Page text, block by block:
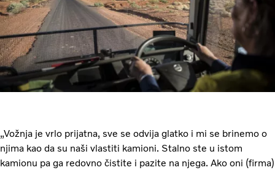
„Vožnja je vrlo prijatna, sve se odvija glatko i mi se brinemo o
njima kao da su naši vlastiti kamioni. Stalno ste u istom
kamionu pa ga redovno čistite i pazite na njega. Ako oni (firma)